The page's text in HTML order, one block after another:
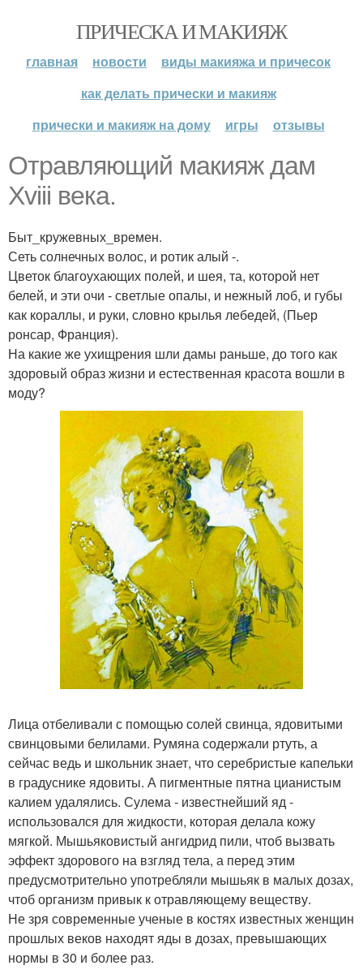
ПРИЧЕСКА И МАКИЯЖ
главная новости
виды макияжа и причесок
как делать прически и макияж
прически и макияж на дому
игры отзывы
Отравляющий макияж дам
Xviii века.
Быт_кружевных_времен.
Сеть солнечных волос, и ротик алый -.
Цветок благоухающих полей, и шея, та, которой нет
белей, и эти очи - светлые опалы, и нежный лоб, и губы
как кораллы, и руки, словно крылья лебедей, (Пьер
ронсар, Франция).
На какие же ухищрения шли дамы раньше, до того как
здоровый образ жизни и естественная красота вошли в
моду?
Лица отбеливали с помощью солей свинца, ядовитыми
свинцовыми белилами. Румяна содержали ртуть, а
сейчас ведь и школьник знает, что серебристые капельки
в градуснике ядовиты. А пигментные пятна цианистым
калием удалялись. Сулема - известнейший яд -
использовался для жидкости, которая делала кожу
мягкой. Мышьяковистый ангидрид пили, чтоб вызвать
эффект здорового на взгляд тела, а перед этим
предусмотрительно употребляли мышьяк в малых дозах,
чтоб организм привык к отравляющему веществу.
Не зря современные ученые в костях известных женщин
прошлых веков находят яды в дозах, превышающих
нормы в 30 и более раз.